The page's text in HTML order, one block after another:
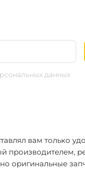
данных
вам только
производителем,
оригинальные